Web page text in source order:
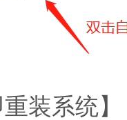
系统】